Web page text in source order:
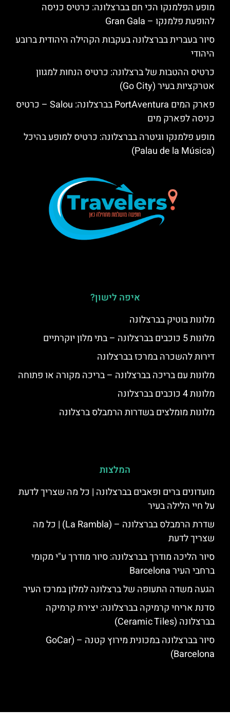
מופע הפלמנקו הכי חם בברצלונה: כרטיס כניסה
להופעת פלמנקו – Gran Gala
סיור בעברית בברצלונה בעקבות הקהילה היהודית ברובע
היהודי
כרטיס ההטבות של ברצלונה: כרטיס הנחות למגוון
אטרקציות בעיר (Go City)
פארק המים PortAventura בברצלונה: Salou – כרטיס
כניסה לפארק מים
מופע פלמנקו וגיטרה בברצלונה: כרטיס למופע בהיכל
(Palau de la Música)
איפה לישון?
מלונות בוטיק בברצלונה
מלונות 5 כוכבים בברצלונה – בתי מלון יוקרתיים
דירות להשכרה במרכז בברצלונה
מלונות עם בריכה בברצלונה – בריכה מקורה או פתוחה
מלונות 4 כוכבים בברצלונה
מלונות מומלצים בשדרות הרמבלס ברצלונה
המלצות
מועדונים ברים ופאבים בברצלונה | כל מה שצריך לדעת
על חיי הלילה בעיר
שדרת הרמבלס בברצלונה – (La Rambla) | כל מה
שצריך לדעת
סיור הליכה מודרך בברצלונה: סיור מודרך ע"י מקומי
ברחבי העיר Barcelona
הגעה משדה התעופה של ברצלונה למלון במרכז העיר
סדנת אריחי קרמיקה בברצלונה: יצירת קרמיקה
בברצלונה (Ceramic Tiles)
סיור בברצלונה במכונית מירוץ קטנה – (GoCar
Barcelona)